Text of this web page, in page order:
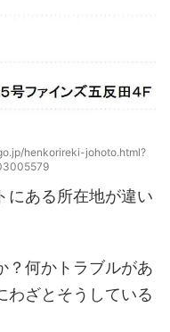
henkorireki-johoto.html?
にある所在地が違い
？何かトラブルがあ
わざとそうしている